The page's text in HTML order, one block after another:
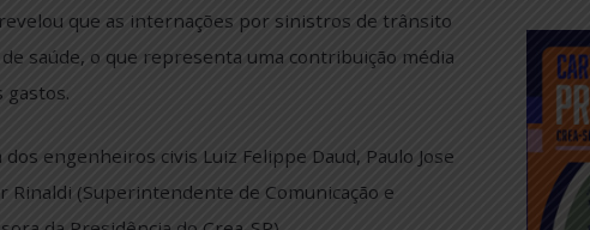
áreas e pesam bastante no bolso da população como um
revelou que as internações por sinistros de trânsito
de saúde, o que representa uma contribuição média
esses gastos.